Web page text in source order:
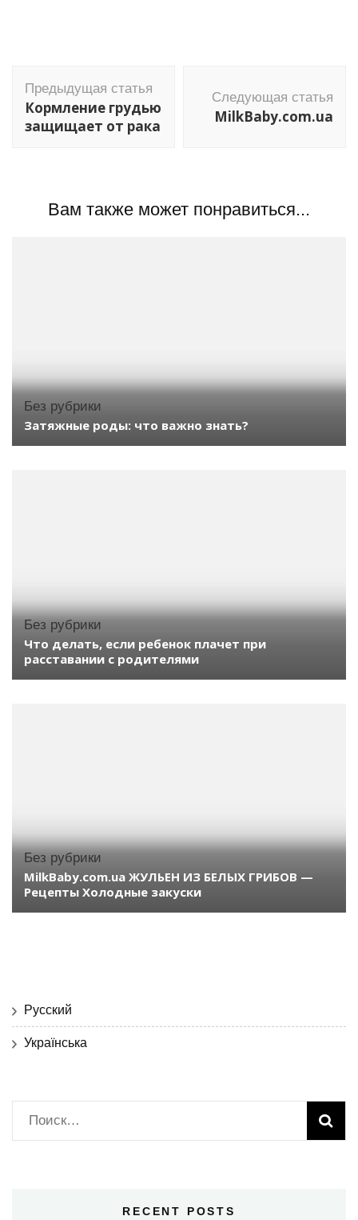
по
записям
Предыдущая статья
Кормление грудью
защищает от рака
Следующая статья
MilkBaby.com.ua
Вам также может понравиться...
Без рубрики
Затяжные роды: что важно знать?
Без рубрики
Что делать, если ребенок плачет при
расставании с родителями
Без рубрики
MilkBaby.com.ua ЖУЛЬЕН ИЗ БЕЛЫХ ГРИБОВ —
Рецепты Холодные закуски
Русский
Українська
Найти:
RECENT POSTS